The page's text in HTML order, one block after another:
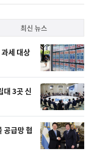
최신 뉴스
세 대상
3곳 신
공급망 협